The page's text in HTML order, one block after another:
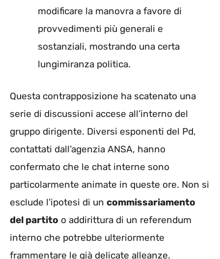
modificare la manovra a favore di
provvedimenti più generali e
sostanziali, mostrando una certa
lungimiranza politica.
Questa contrapposizione ha scatenato una
serie di discussioni accese all’interno del
gruppo dirigente. Diversi esponenti del Pd,
contattati dall’agenzia ANSA, hanno
confermato che le chat interne sono
particolarmente animate in queste ore. Non si
esclude l’ipotesi di un commissariamento
del partito o addirittura di un referendum
interno che potrebbe ulteriormente
frammentare le già delicate alleanze.